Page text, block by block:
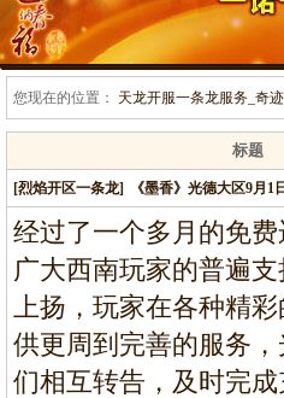
您现在的位置： 天龙开服一条龙服务_奇
标题
[烈焰开区一条龙] 《墨香》光德大区9月
经过了一个多月的免
广大西南玩家的普遍
上扬，玩家在各种精
供更周到完善的服务
们相互转告，及时完